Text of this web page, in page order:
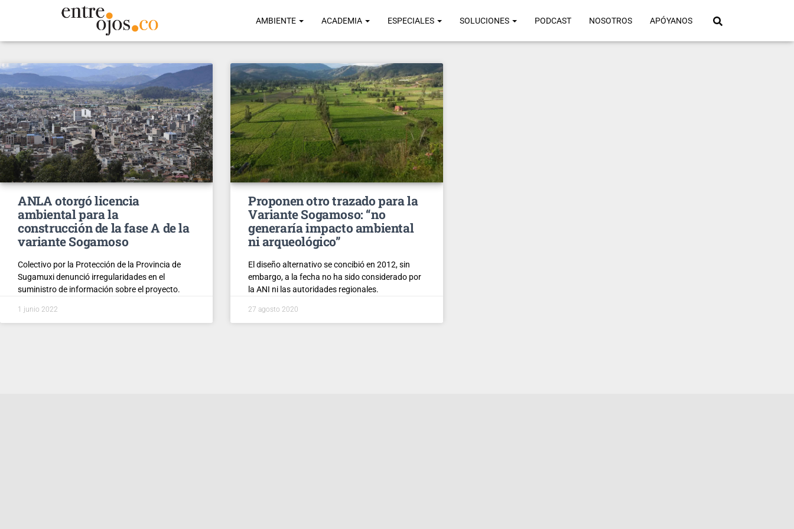
AMBIENTE ACADEMIA ESPECIALES SOLUCIONES PODCAST NOSOTROS APÓYANOS
ANLA otorgó licencia
ambiental para la
construcción de la fase A de la
variante Sogamoso
Colectivo por la Protección de la Provincia de
Sugamuxi denunció irregularidades en el
suministro de información sobre el proyecto.
1 junio 2022
Proponen otro trazado para la
Variante Sogamoso: “no
generaría impacto ambiental
ni arqueológico”
El diseño alternativo se concibió en 2012, sin
embargo, a la fecha no ha sido considerado por
la ANI ni las autoridades regionales.
27 agosto 2020